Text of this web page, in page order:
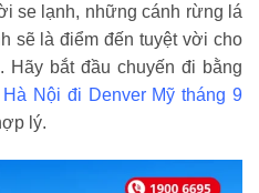
se lạnh, những cánh rừng lá
sẽ là điểm đến tuyệt vời cho
Hãy bắt đầu chuyến đi bằng
Nội đi Denver Mỹ tháng 9
lý.